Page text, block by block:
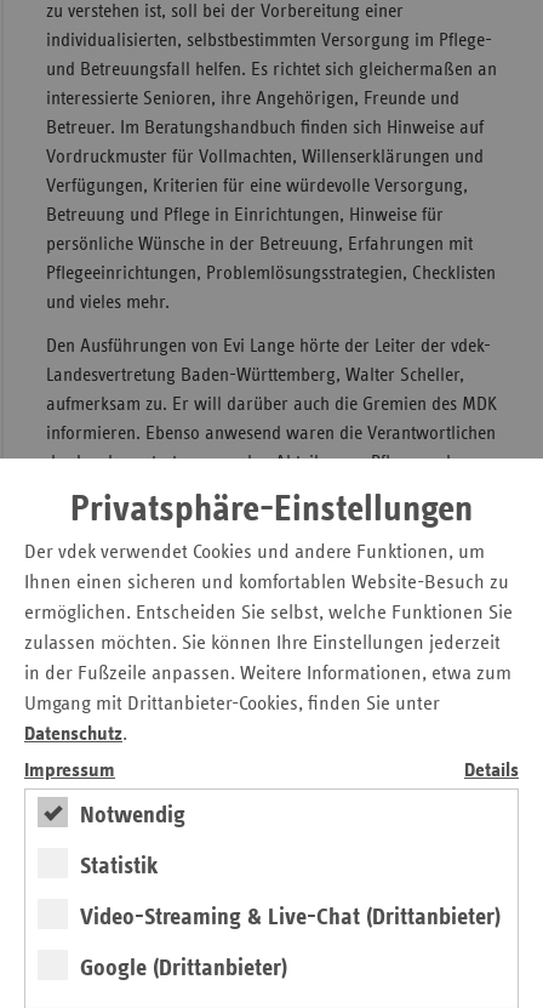
Privatsphäre-Einstellungen
Der vdek verwendet Cookies und andere Funktionen, um
Ihnen einen sicheren und komfortablen Website-Besuch zu
ermöglichen. Entscheiden Sie selbst, welche Funktionen Sie
zulassen möchten. Sie können Ihre Einstellungen jederzeit
in der Fußzeile anpassen. Weitere Informationen, etwa zum
Umgang mit Drittanbieter-Cookies, finden Sie unter
Datenschutz.
Impressum
Details
Notwendig
Statistik
Video-Streaming & Live-Chat (Drittanbieter)
Google (Drittanbieter)
zu verstehen ist, soll bei der Vorbereitung einer
individualisierten, selbstbestimmten Versorgung im Pflege-
und Betreuungsfall helfen. Es richtet sich gleichermaßen an
interessierte Senioren, ihre Angehörigen, Freunde und
Betreuer. Im Beratungshandbuch finden sich Hinweise auf
Vordruckmuster für Vollmachten, Willenserklärungen und
Verfügungen, Kriterien für eine würdevolle Versorgung,
Betreuung und Pflege in Einrichtungen, Hinweise für
persönliche Wünsche in der Betreuung, Erfahrungen mit
Pflegeeinrichtungen, Problemlösungsstrategien, Checklisten
und vieles mehr.
Den Ausführungen von Evi Lange hörte der Leiter der vdek-
Landesvertretung Baden-Württemberg, Walter Scheller,
aufmerksam zu. Er will darüber auch die Gremien des MDK
informieren. Ebenso anwesend waren die Verantwortlichen
der Landesvertretung aus den Abteilungen Pflege und
Grundsatzfragen. Gemeinsam kam man überein, dass das
Berufsbild in der Altenpflege gesellschaftlich eine höhere
Anerkennung finden muss. Für Evi Lange ist die soziale
Komponente - Evi Lange drückt es mit „Herzensbildung“
aus - im Umgang mit pflegebedürftigen Menschen sehr
wichtig. Bewohner eines Pflege- und Altenheimes dürfen
nicht nur verwahrt werden, sondern benötigen nach ihren
individuellen Bedürfnissen eine persönliche Zuwendung.
Jeder Bewohner hat seinen eigenen Lebensweg hinter sich
und benötigt deshalb im Alter eine individuelle
Zuwendung. Angehörige sollten sich bei der Wahl eines
Pflege- und Seniorenheims darum kümmern, „was für
Mama und Papa wichtig ist“, so Evi Lange.
Förderung geistiger Kompetenz sowie die Ausbildung mit
ihren Entwicklungsmöglichkeiten im Pflegeberuf. Die
Gespräche werden fortgesetzt.